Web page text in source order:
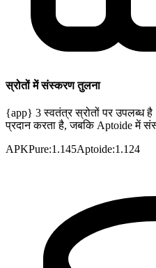
स्रोतों में संस्करण तुलना
{app} 3 स्वतंत्र स्रोतों पर उपलब्ध
प्रदान करता है, जबकि Aptoide में
APKPure:1.145Aptoide:1.124